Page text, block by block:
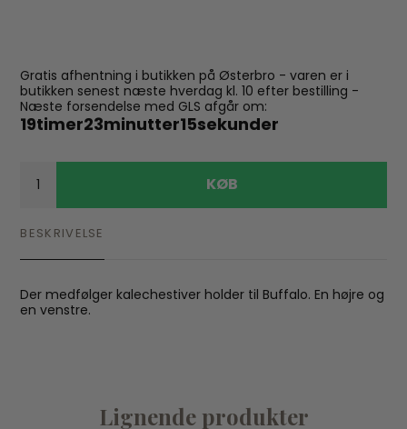
Gratis afhentning i butikken på Østerbro - varen er i
butikken senest næste hverdag kl. 10 efter bestilling -
Næste forsendelse med GLS afgår om:
19timer23minutter14sekunder
KØB
BESKRIVELSE
Der medfølger kalechestiver holder til Buffalo. En højre og
en venstre.
Lignende produkter